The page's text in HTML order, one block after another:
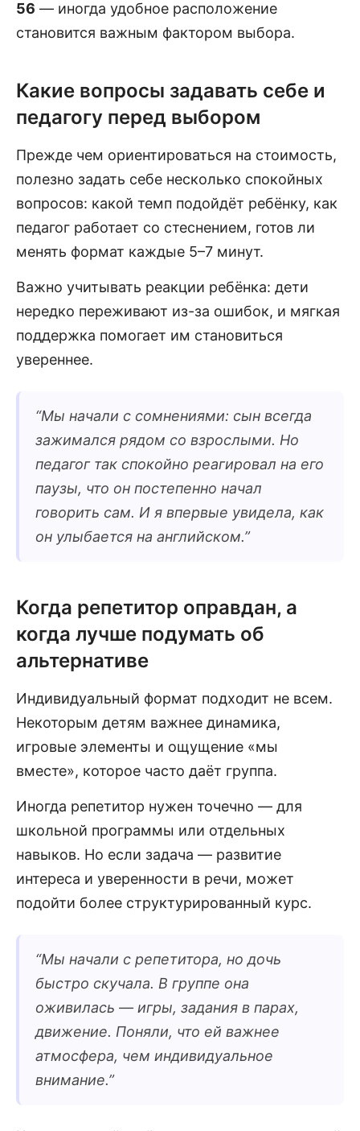
56 — иногда удобное расположение
становится важным фактором выбора.
Какие вопросы задавать себе и
педагогу перед выбором
Прежде чем ориентироваться на стоимость,
полезно задать себе несколько спокойных
вопросов: какой темп подойдёт ребёнку, как
педагог работает со стеснением, готов ли
менять формат каждые 5–7 минут.
Важно учитывать реакции ребёнка: дети
нередко переживают из-за ошибок, и мягкая
поддержка помогает им становиться
увереннее.
“Мы начали с сомнениями: сын всегда
зажимался рядом со взрослыми. Но
педагог так спокойно реагировал на его
паузы, что он постепенно начал
говорить сам. И я впервые увидела, как
он улыбается на английском.”
Когда репетитор оправдан, а
когда лучше подумать об
альтернативе
Индивидуальный формат подходит не всем.
Некоторым детям важнее динамика,
игровые элементы и ощущение «мы
вместе», которое часто даёт группа.
Иногда репетитор нужен точечно — для
школьной программы или отдельных
навыков. Но если задача — развитие
интереса и уверенности в речи, может
подойти более структурированный курс.
“Мы начали с репетитора, но дочь
быстро скучала. В группе она
оживилась — игры, задания в парах,
движение. Поняли, что ей важнее
атмосфера, чем индивидуальное
внимание.”